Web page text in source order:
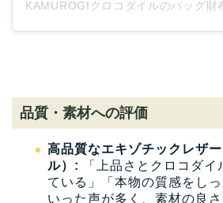
品質・素材への評価
高品質なエキゾチックレザ
ル）:
「上品さとクロコダ
ている」「本物の質感をし
いった声が多く、素材の良